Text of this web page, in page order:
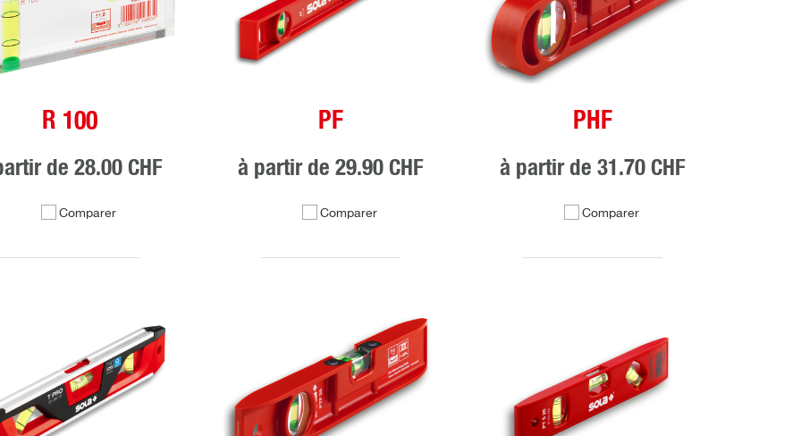
R 100
de 28.00 CHF
Comparer
PF
à partir de29.90 CHF
Comparer
PHF
à partir de 31.70 CHF
Comparer